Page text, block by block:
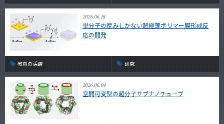
2026.06.18
単分子の厚みしかない超極薄ポリマー膜形成反
応の開発
教員の活躍 研究
2026.06.04
空間可変型の超分子サブナノチューブ